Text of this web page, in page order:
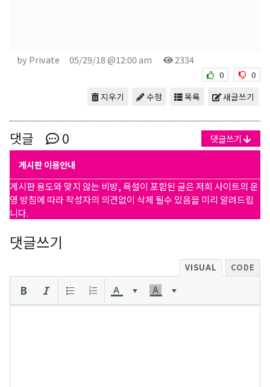
by Private 05/29/18 @12:00 am 2334
0 0
새글쓰기
목록
수정
지우기
댓글 0 댓글쓰기
게시판 이용안내
게시판 용도와 맞지 않는 비방, 욕설이 포함된 글은 저희 사이트의 운
영 방침에 따라 작성자의 의견없이 삭제 될수 있음을 미리 알려드립
니다.
댓글쓰기
VISUAL CODE